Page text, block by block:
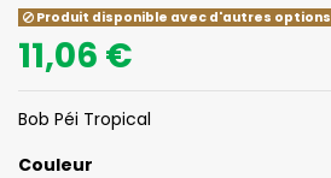
Produit disponible avec d'autres options
11,06 €
Bob Péi Tropical
Couleur